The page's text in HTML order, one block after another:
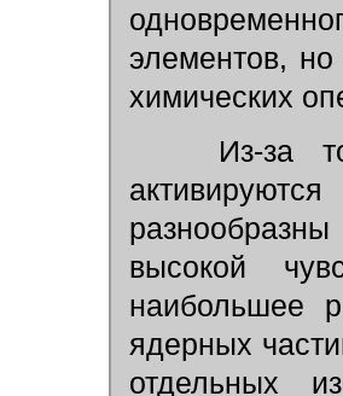
элементов,
химических
Из-за
высокой
наибольшее
ядерных
отдельных